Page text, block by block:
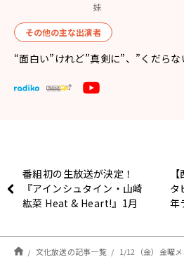
妹
その他の主な出演者
“面白い”けれど”真剣に”、”くだら
番組初の生放送が決定！
『アインシュタイン・山崎
紘菜 Heat & Heart!』1月
タ
年
っ
文化放送の記事一覧 1/12（金）金曜メンバー新年初